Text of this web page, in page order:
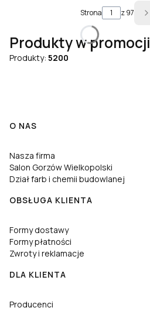
Strona z 97
Produkty w promocji
Produkty: 5200
Linki w stopce
O NAS
Nasza firma
Salon Gorzów Wielkopolski
Dział farb i chemii budowlanej
OBSŁUGA KLIENTA
Formy dostawy
Formy płatności
Zwroty i reklamacje
DLA KLIENTA
Producenci